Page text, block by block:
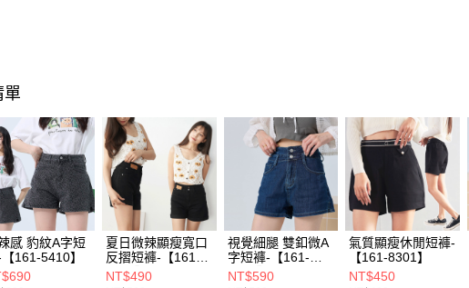
單
感 豹紋A字短
161-5410】
夏日微辣顯瘦寬口
反摺短褲-【161-
8328】
NT$490
視覺細腿 雙釦微A
字短褲-【161-
5404】
NT$590
氣質顯瘦休閒短褲-
【161-8301】
NT$450